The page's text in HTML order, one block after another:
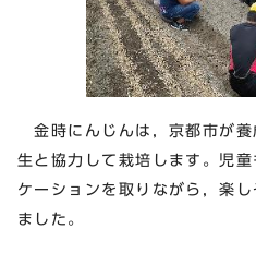
金時にんじんは，京都市が養
生と協力して栽培します。児
ケーションを取りながら，楽
ました。